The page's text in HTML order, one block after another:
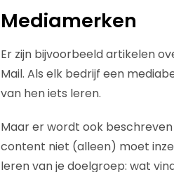
Mediamerken
Er zijn bijvoorbeeld artikelen
Mail. Als elk bedrijf een
van hen iets leren.
Maar er wordt ook
content niet (alleen) moet
leren van je doelgroep: wat